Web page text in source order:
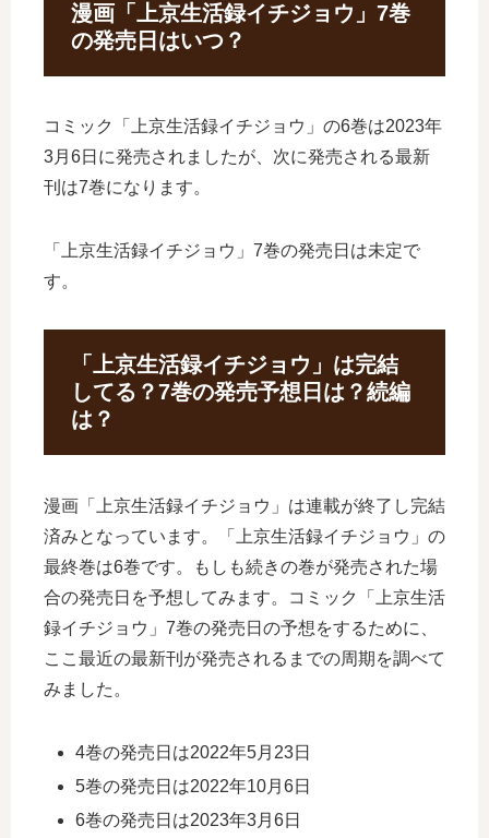
漫画「上京生活録イチジョウ」7巻
の発売日はいつ？
コミック「上京生活録イチジョウ」の6巻は2023年
3月6日に発売されましたが、次に発売される最新
刊は7巻になります。
「上京生活録イチジョウ」7巻の発売日は未定で
す。
「上京生活録イチジョウ」は完結
してる？7巻の発売予想日は？続編
は？
漫画「上京生活録イチジョウ」は連載が終了し完結
済みとなっています。「上京生活録イチジョウ」の
最終巻は6巻です。もしも続きの巻が発売された場
合の発売日を予想してみます。コミック「上京生活
録イチジョウ」7巻の発売日の予想をするために、
ここ最近の最新刊が発売されるまでの周期を調べて
みました。
4巻の発売日は2022年5月23日
5巻の発売日は2022年10月6日
6巻の発売日は2023年3月6日